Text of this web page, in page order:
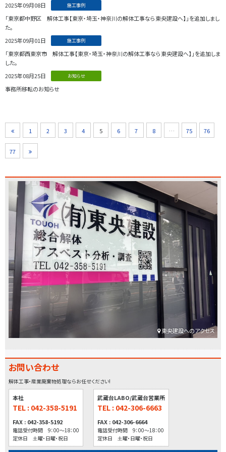
2025年09月08日 施工事例
「東京都中野区 解体工事【東京・埼玉・神奈川の解体工事なら東央建設へ】」を追加しまし
た。
2025年09月01日
施工事例
「東京都西東京市 解体工事【東京・埼玉・神奈川の解体工事なら東央建設へ】」を追加しま
した。
2025年08月25日
お知らせ
事務所移転のお知らせ
1 2 3 4 5 6 7 8 … 75 76
77
東央建設へのアクセス
お問い合わせ
解体工事・産業廃棄物処理ならお任せください!
本社
TEL : 042-358-5191
FAX : 042-358-5192
電話受付時間 9：00～18：00
定休日 土曜・日曜・祝日
武蔵台LABO/武蔵台営業所
TEL : 042-306-6663
FAX : 042-306-6664
電話受付時間 9：00～18：00
定休日 土曜・日曜・祝日